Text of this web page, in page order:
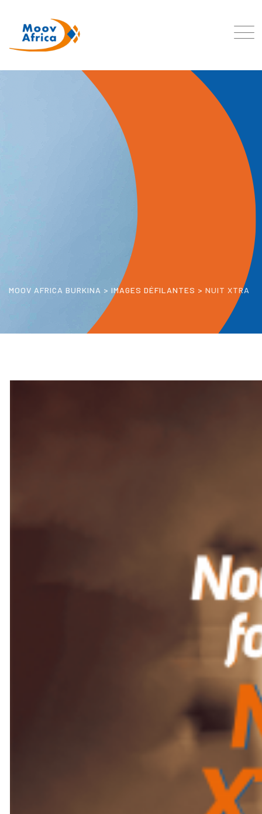
MOOV AFRICA BURKINA > IMAGES DÉFILANTES > NUIT XTRA